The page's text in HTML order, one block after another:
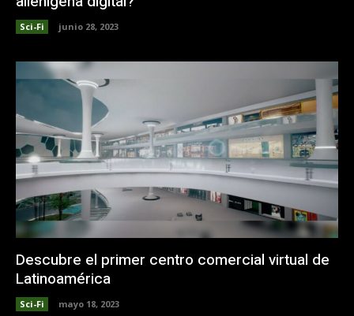
Sci-Fi junio 28, 2023
Descubre el primer centro comercial virtual de
Latinoamérica
Sci-Fi mayo 18, 2023